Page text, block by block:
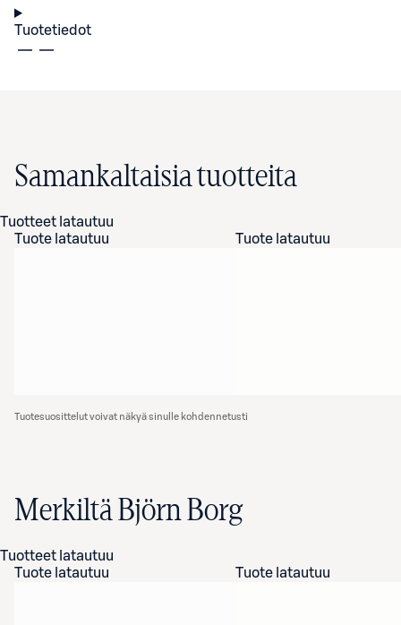
Tuotetiedot
Samankaltaisia tuotteita
Tuotteet latautuu
Tuote latautuu
Tuote latautuu
Tuotesuosittelut voivat näkyä sinulle kohdennetusti
Merkiltä Björn Borg
Tuotteet latautuu
Tuote latautuu
Tuote latautuu